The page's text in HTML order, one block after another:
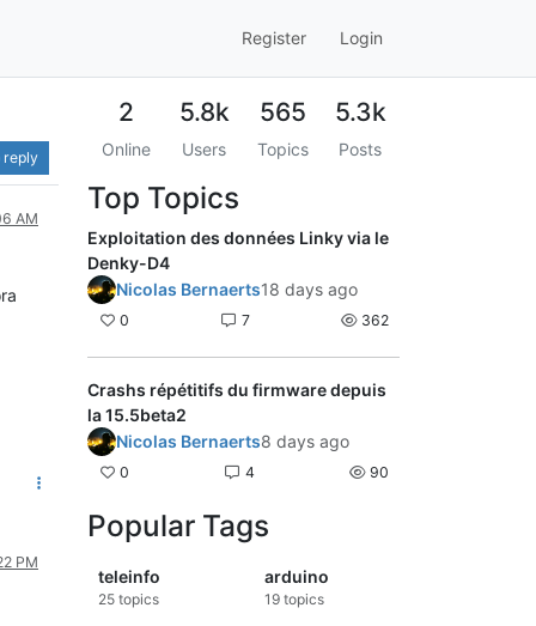
Register Login
reply
AM
PM
2
Online
5.8k
Users
565
Topics
5.3k
Posts
Top Topics
Exploitation des données Linky via le
Denky-D4
Nicolas Bernaerts18 days ago
0 7 362
Crashs répétitifs du firmware depuis
la 15.5beta2
Nicolas Bernaerts8 days ago
0 4 90
Popular Tags
teleinfo
25 topics
arduino
19topics